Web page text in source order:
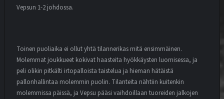
Vepsun 1-2 johdossa.
Toinen puoliaika ei ollut yhtä tilannerikas mitä ensimmäinen.
Molemmat joukkueet kokivat haasteita hyökkäysten luomisessa, ja
peli olikin pitkälti irtopalloista taistelua ja hieman hätäistä
pallonhallintaa molemmin puolin. Tilanteita nähtiin kuitenkin
molemmissa päissä, ja Vepsu pääsi vaihdoillaan tuoreiden jalkojen